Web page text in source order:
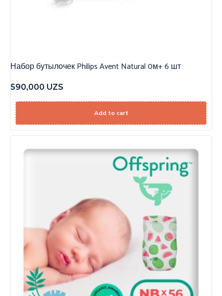
Набор бутылочек Philips Avent Natural 0м+ 6 шт
590,000 UZS
Add to cart